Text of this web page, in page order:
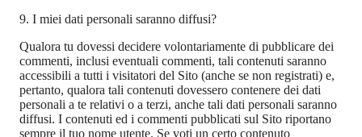
9. I miei dati personali saranno diffusi?
Qualora tu dovessi decidere volontariamente di pubblicare dei
commenti, inclusi eventuali commenti, tali contenuti saranno
accessibili a tutti i visitatori del Sito (anche se non registrati) e,
pertanto, qualora tali contenuti dovessero contenere dei dati
personali a te relativi o a terzi, anche tali dati personali saranno
diffusi. I contenuti ed i commenti pubblicati sul Sito riportano
sempre il tuo nome utente. Se voti un certo contenuto